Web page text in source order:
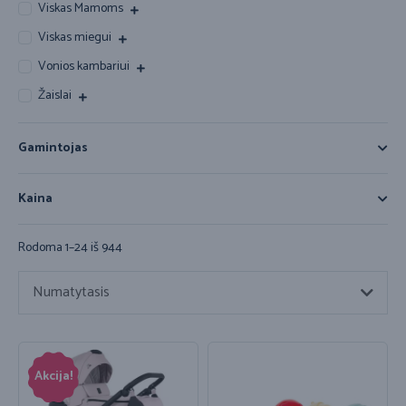
Viskas Mamoms
Viskas miegui
Vonios kambariui
Žaislai
Gamintojas
Kaina
Rodoma 1–24 iš 944
Numatytasis
Akcija!